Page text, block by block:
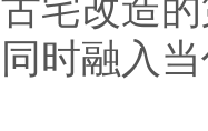
宅改造
时融入